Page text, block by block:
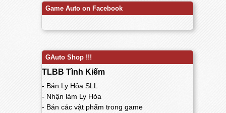
Game Auto on Facebook
GAuto Shop !!!
TLBB Tình Kiếm
- Bán Ly Hỏa SLL
- Nhận làm Ly Hỏa
- Bán các vật phẩm trong game